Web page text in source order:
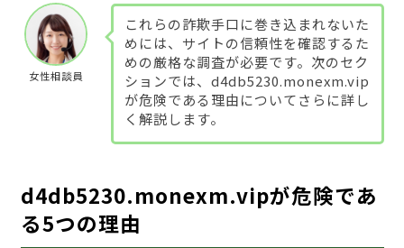
女性相談員
これらの詐欺手口に巻き込まれないた
めには、サイトの信頼性を確認するた
めの厳格な調査が必要です。次のセク
ションでは、d4db5230.monexm.vip
が危険である理由についてさらに詳し
く解説します。
d4db5230.monexm.vipが危険であ
る5つの理由